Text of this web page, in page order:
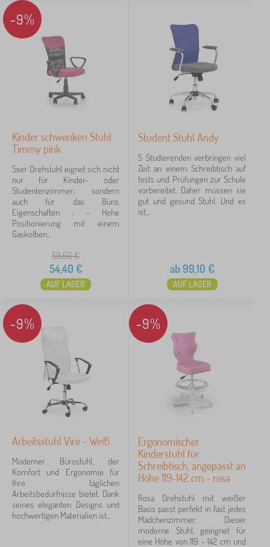
Angebotsart
Tags
Löschen FILTERN
-9%
Kinder schwenken Stuhl
Timmy pink
Sser Drehstuhl eignet sich nicht
nur für Kinder- oder
Studentenzimmer, sondern
auch für das Büro.
Eigenschaften : - Hohe
Positionierung mit einem
Gaskolben...
59,60€
54,40 €
AUF LAGER
Student Stuhl Andy
S Studierenden verbringen viel
Zeit an einem Schreibtisch auf
tests und Prüfungen zur Schule
vorbereitet. Daher müssen sie
gut und gesund Stuhl. Und es
ist...
ab99,10 €
AUF LAGER
-9%
Arbeitsstuhl Vire - Weiß
Moderner Bürostuhl, der
Komfort und Ergonomie für
Ihre täglichen
Arbeitsbedürfnisse bietet. Dank
seines eleganten Designs und
hochwertigen Materialien ist...
-9%
Ergonomischer
Kinderstuhl für
Schreibtisch, angepasst an
Höhe 119-142 cm - rosa
Rosa Drehstuhl mit weißer
Basis passt perfekt in fast jedes
Mädchenzimmer. Dieser
moderne Stuhl, geeignet für
eine Höhe von 119 - 142 cm und